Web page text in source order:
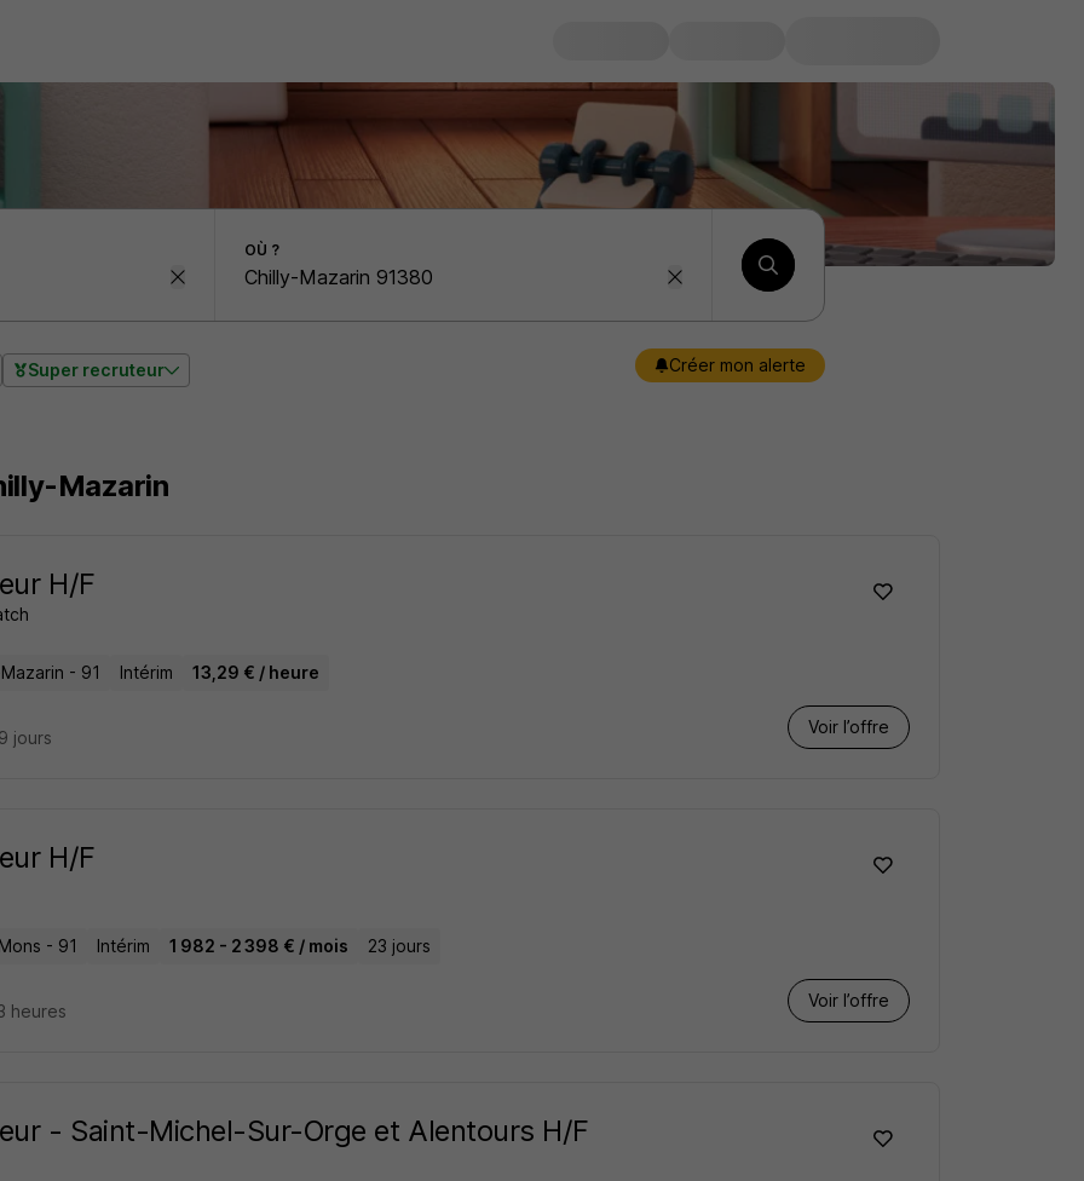
OÙ ?
Super recruteur Créer mon alerte
Mazarin
H/F
- 91 Intérim 13,29 € / heure
Voir l’offre
jours
H/F
- 91 Intérim 1 982 - 2 398 € / mois 23 jours
Voir l’offre
heures
- Saint-Michel-Sur-Orge et Alentours H/F